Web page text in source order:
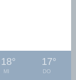
18°
MI
17°
DO